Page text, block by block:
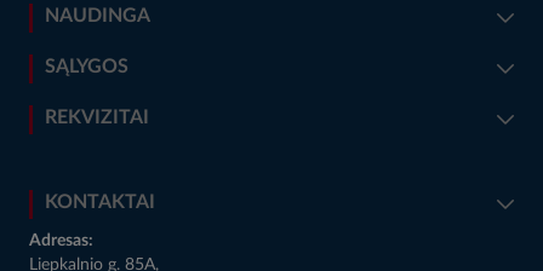
NAUDINGA
SĄLYGOS
REKVIZITAI
KONTAKTAI
Adresas:
Liepkalnio g. 85A,